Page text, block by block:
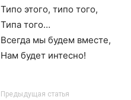
Типо этого, типо того,
Типа того…
Всегда мы будем вместе,
Нам будет интесно!
Предыдущая статья